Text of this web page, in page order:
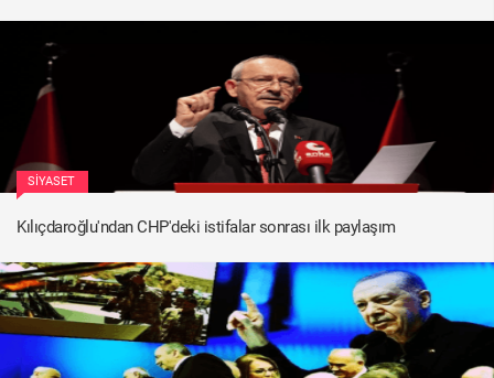
SIYASET
Kılıçdaroğlu'ndan CHP'deki istifalar sonrası ilk paylaşım